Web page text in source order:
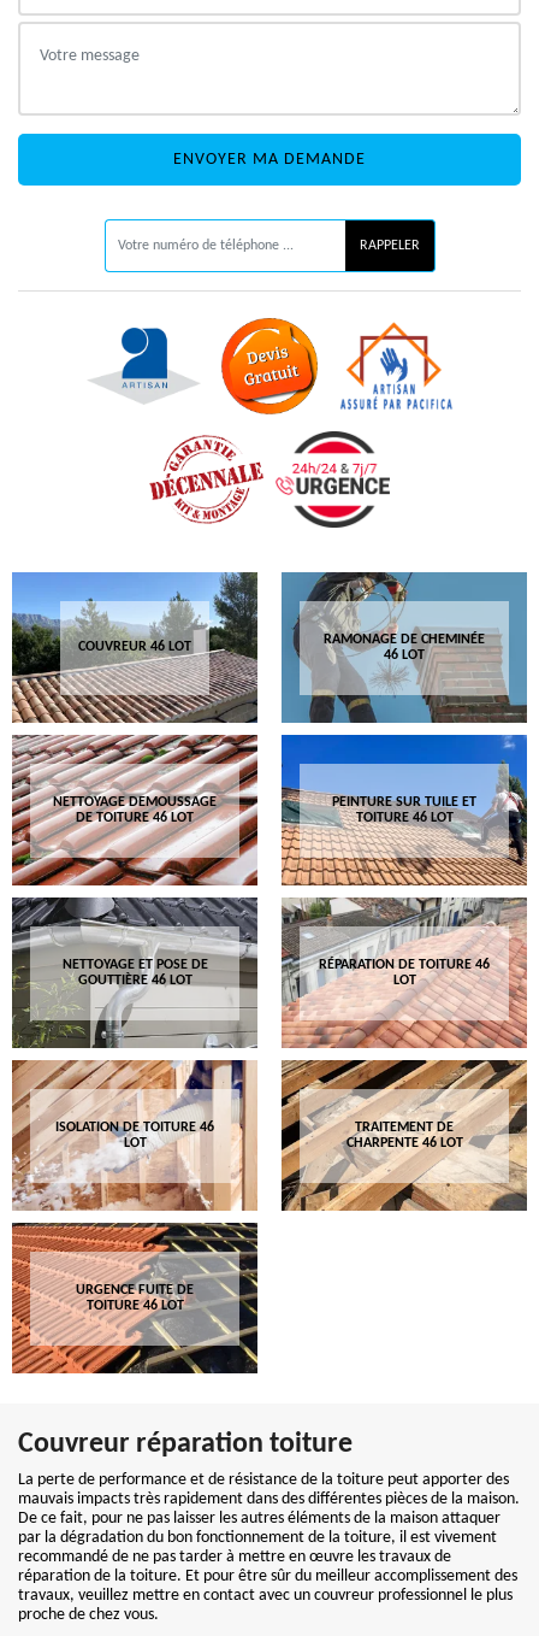
COUVREUR 46 LOT
RAMONAGE DE CHEMINÉE
46 LOT
NETTOYAGE DEMOUSSAGE
DE TOITURE 46 LOT
PEINTURE SUR TUILE ET
TOITURE 46 LOT
NETTOYAGE ET POSE DE
GOUTTIÈRE 46 LOT
RÉPARATION DE TOITURE 46
LOT
ISOLATION DE TOITURE 46
LOT
TRAITEMENT DE
CHARPENTE 46 LOT
URGENCE FUITE DE
TOITURE 46 LOT
Couvreur réparation toiture
La perte de performance et de résistance de la toiture peut apporter des
mauvais impacts très rapidement dans des différentes pièces de la maison.
De ce fait, pour ne pas laisser les autres éléments de la maison attaquer
par la dégradation du bon fonctionnement de la toiture, il est vivement
recommandé de ne pas tarder à mettre en œuvre les travaux de
réparation de la toiture. Et pour être sûr du meilleur accomplissement des
travaux, veuillez mettre en contact avec un couvreur professionnel le plus
proche de chez vous.